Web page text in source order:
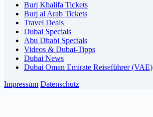
Burj Khalifa Tickets
Burj al Arab Tickets
Travel Deals
Dubai Specials
Abu Dhabi Specials
Videos & Dubai-Tipps
Dubai News
Dubai Oman Emirate Reiseführer (VAE)
Impressum Datenschutz